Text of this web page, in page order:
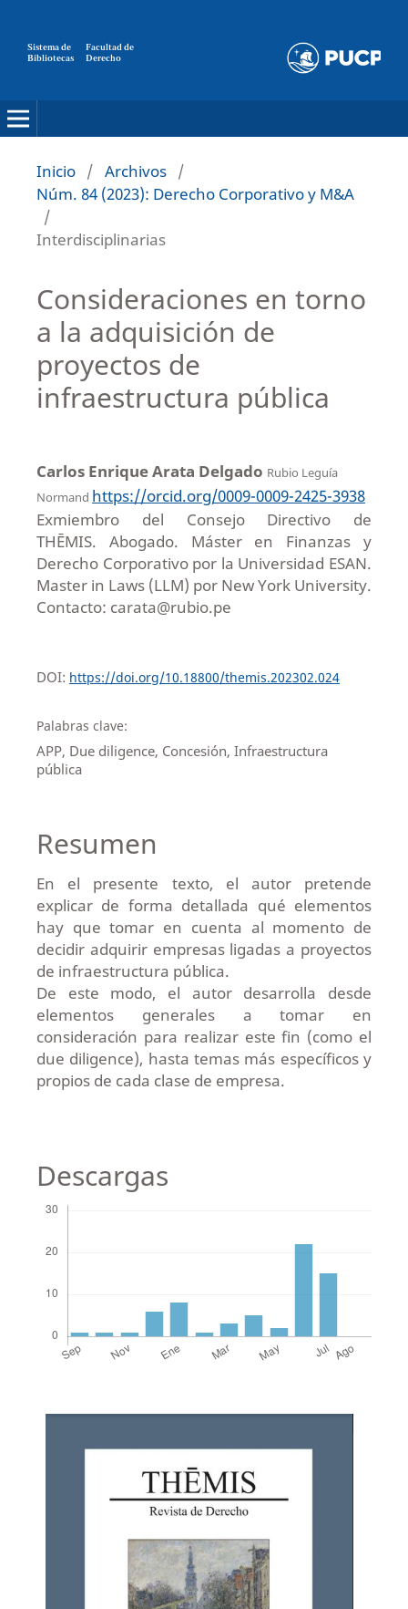
Sistema de
Bibliotecas
Facultad de
Derecho
Inicio / Archivos /
Núm. 84 (2023): Derecho Corporativo y M&A
/
Interdisciplinarias
Consideraciones en torno
a la adquisición de
proyectos de
infraestructura pública
Carlos Enrique Arata Delgado Rubio Leguía
Normand https://orcid.org/0009-0009-2425-3938
Exmiembro del Consejo Directivo de
THĒMIS. Abogado. Máster en Finanzas y
Derecho Corporativo por la Universidad ESAN.
Master in Laws (LLM) por New York University.
Contacto: carata@rubio.pe
DOI: https://doi.org/10.18800/themis.202302.024
Palabras clave:
APP, Due diligence, Concesión, Infraestructura
pública
Resumen
En el presente texto, el autor pretende
explicar de forma detallada qué elementos
hay que tomar en cuenta al momento de
decidir adquirir empresas ligadas a proyectos
de infraestructura pública.
De este modo, el autor desarrolla desde
elementos generales a tomar en
consideración para realizar este fin (como el
due diligence), hasta temas más específicos y
propios de cada clase de empresa.
Descargas